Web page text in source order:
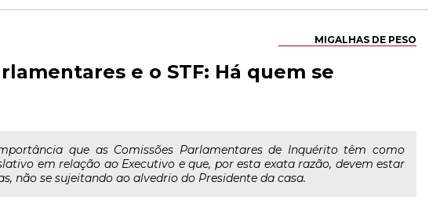
MIGALHAS DE PESO
e o STF: Há quem se
que as Comissões Parlamentares de Inquérito têm como
em relação ao Executivo e que, por esta exata razão, devem estar
não se sujeitando ao alvedrio do Presidente da casa.